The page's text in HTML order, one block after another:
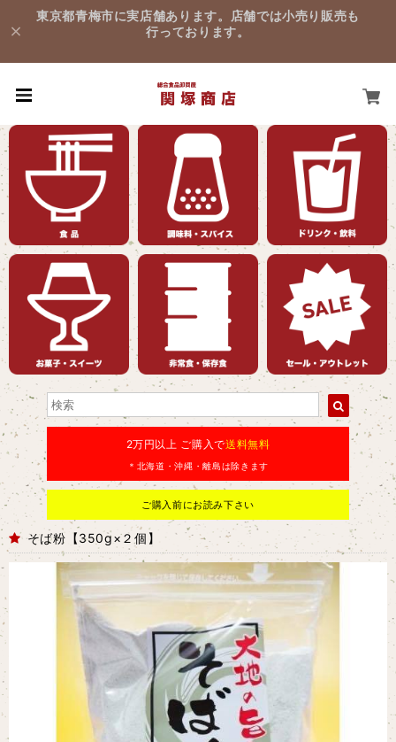
東京都青梅市に実店舗あります。店舗では小売り販売も
行っております。
2万円以上 ご購入で送料無料
＊北海道・沖縄・離島は除きます
ご購入前にお読み下さい
そば粉【350g×２個】